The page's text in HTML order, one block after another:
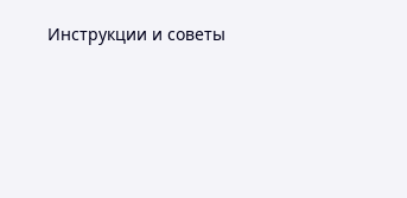
Инструкции и советы